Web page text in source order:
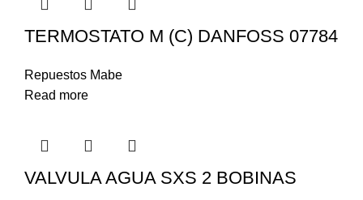
TERMOSTATO M (C) DANFOSS 07784
Repuestos Mabe
Read more
VALVULA AGUA SXS 2 BOBINAS